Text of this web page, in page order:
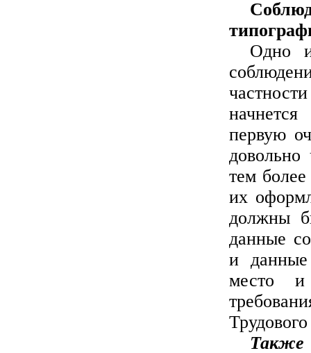
Одно
первую
довольно
тем
их
должны
данные
и данные
место и